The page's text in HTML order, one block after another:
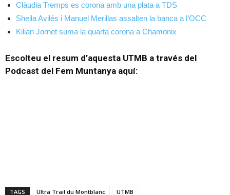
Clàudia Tremps es corona amb una plata a TDS
Sheila Avilés i Manuel Merillas assalten la banca a l’OCC
Kilian Jornet suma la quarta corona a Chamonix
Escolteu el resum d’aquesta UTMB a través del
Podcast del Fem Muntanya aquí:
TAGS Ultra Trail du Montblanc UTMB